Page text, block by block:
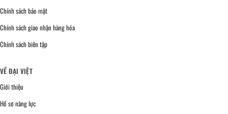
Chính sách bảo mật
Chính sách giao nhận hàng hóa
Chính sách biên tập
VỀ ĐẠI VIỆT
Giới thiệu
Hồ sơ năng lực